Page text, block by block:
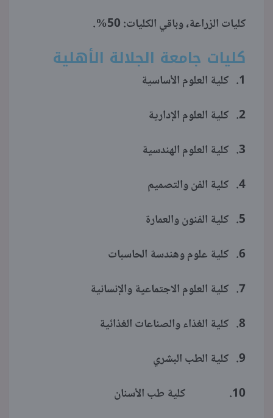
كليات الزراعة، وباقي الكليات: 50%.
كليات جامعة الجلالة الأهلية
1. كلية العلوم الأساسية
2. كلية العلوم الإدارية
3. كلية العلوم الهندسية
4. كلية الفن والتصميم
5. كلية الفنون والعمارة
6. كلية علوم وهندسة الحاسبات
7. كلية العلوم الاجتماعية والإنسانية
8. كلية الغذاء والصناعات الغذائية
9. كلية الطب البشري
10. كلية طب الأسنان